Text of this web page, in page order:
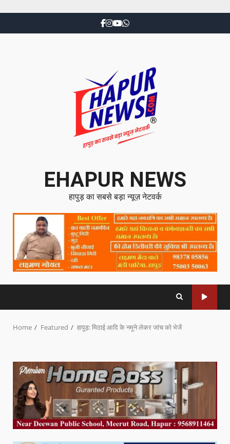
EHAPUR NEWS
हापुड़ का सबसे बड़ा न्यूज़ नेटवर्क
Home Featured हापुड़: मिठाई आदि के नमूने लेकर जांच को भेजें